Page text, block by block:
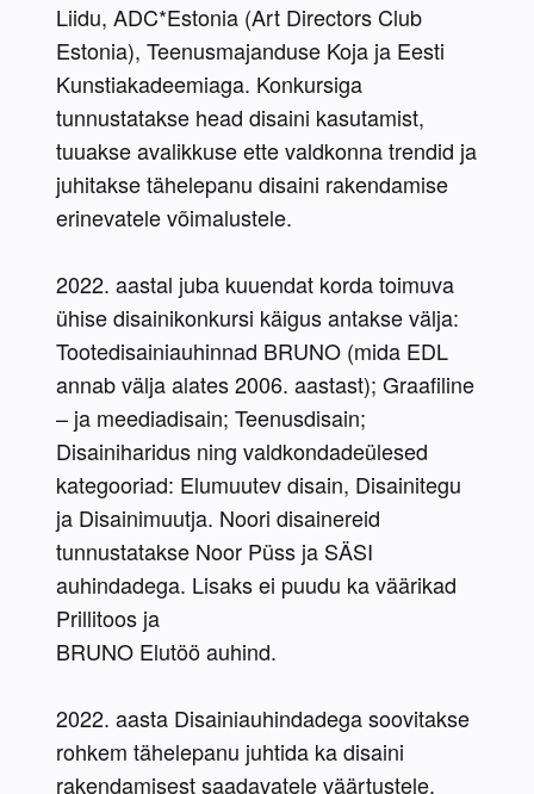
Liidu, ADC*Estonia (Art Directors Club
Estonia), Teenusmajanduse Koja ja Eesti
Kunstiakadeemiaga. Konkursiga
tunnustatakse head disaini kasutamist,
tuuakse avalikkuse ette valdkonna trendid ja
juhitakse tähelepanu disaini rakendamise
erinevatele võimalustele.
2022. aastal juba kuuendat korda toimuva
ühise disainikonkursi käigus antakse välja:
Tootedisainiauhinnad BRUNO (mida EDL
annab välja alates 2006. aastast); Graafiline
– ja meediadisain; Teenusdisain;
Disainiharidus ning valdkondadeülesed
kategooriad: Elumuutev disain, Disainitegu
ja Disainimuutja. Noori disainereid
tunnustatakse Noor Püss ja SÄSI
auhindadega. Lisaks ei puudu ka väärikad
Prillitoos ja
BRUNO Elutöö auhind.
2022. aasta Disainiauhindadega soovitakse
rohkem tähelepanu juhtida ka disaini
rakendamisest saadavatele väärtustele.